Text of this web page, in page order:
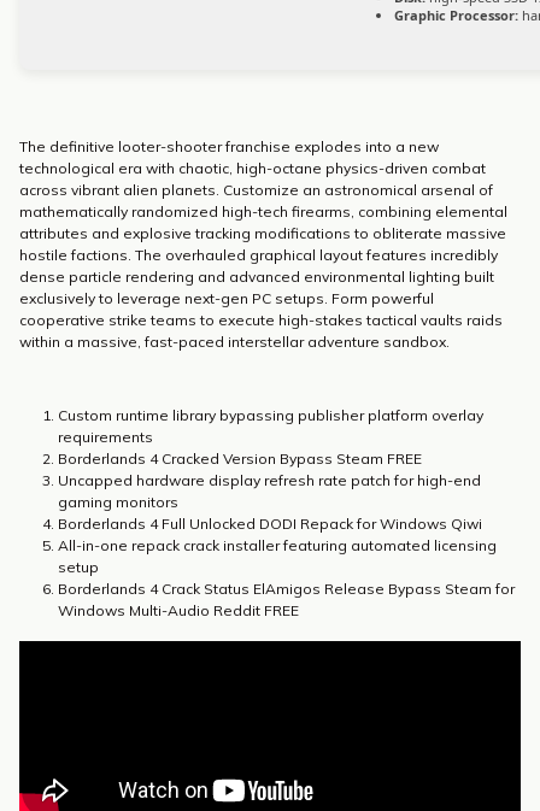
Graphic Processor:
The definitive looter-shooter franchise explodes into a new
technological era with chaotic, high-octane physics-driven combat
across vibrant alien planets. Customize an astronomical arsenal of
mathematically randomized high-tech firearms, combining elemental
attributes and explosive tracking modifications to obliterate massive
hostile factions. The overhauled graphical layout features incredibly
dense particle rendering and advanced environmental lighting built
exclusively to leverage next-gen PC setups. Form powerful
cooperative strike teams to execute high-stakes tactical vaults raids
within a massive, fast-paced interstellar adventure sandbox.
Custom runtime library bypassing publisher platform overlay
requirements
Borderlands 4 Cracked Version Bypass Steam FREE
Uncapped hardware display refresh rate patch for high-end
gaming monitors
Borderlands 4 Full Unlocked DODI Repack for Windows Qiwi
All-in-one repack crack installer featuring automated licensing
setup
Borderlands 4 Crack Status ElAmigos Release Bypass Steam for
Windows Multi-Audio Reddit FREE